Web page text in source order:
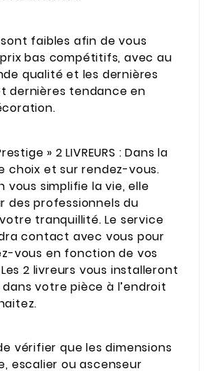
faibles afin de vous
bas compétitifs, avec au
qualité et les dernières
dernières tendance en
» 2 LIVREURS : Dans la
choix et sur rendez-vous.
vous simplifie la vie, elle
des professionnels du
tranquillité. Le service
contact avec vous pour
vous en fonction de vos
2 livreurs vous installeront
votre pièce à l’endroit
vérifier que les dimensions
escalier ou ascenseur